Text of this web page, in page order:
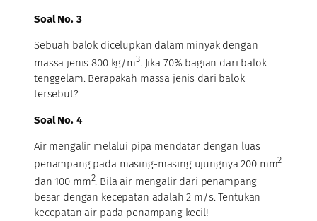
Soal No. 3
Sebuah balok dicelupkan dalam minyak dengan
massa jenis 800 kg/m3. Jika 70% bagian dari balok
tenggelam. Berapakah massa jenis dari balok
tersebut?
Soal No. 4
Air mengalir melalui pipa mendatar dengan luas
penampang pada masing-masing ujungnya 200 mm2
dan 100 mm2. Bila air mengalir dari penampang
besar dengan kecepatan adalah 2 m/s. Tentukan
kecepatan air pada penampang kecil!